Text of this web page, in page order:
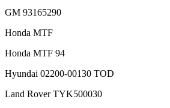
GM 93165290
Honda MTF
Honda MTF 94
Hyundai 02200-00130 TOD
Land Rover TYK500030